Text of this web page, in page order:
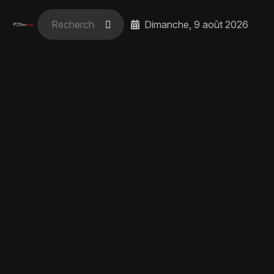
Dimanche, 9 août 2026